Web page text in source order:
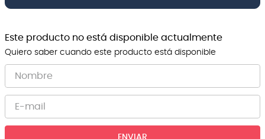
Este producto no está disponible actualmente
Quiero saber cuando este producto está disponible
ENVIAR